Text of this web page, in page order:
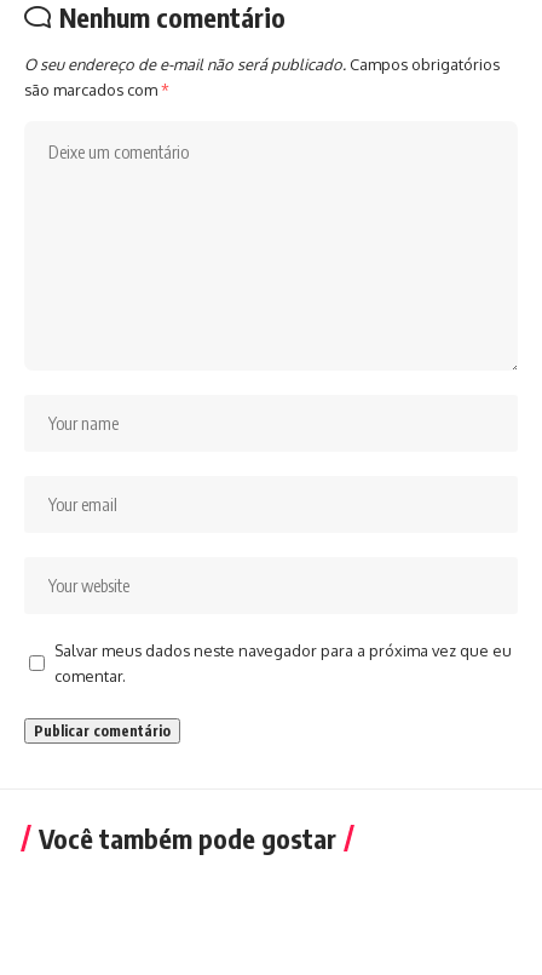
Nenhum comentário
O seu endereço de e-mail não será publicado. Campos obrigatórios
são marcados com*
Salvar meus dados neste navegador para a próxima vez que eu
comentar.
Você também pode gostar